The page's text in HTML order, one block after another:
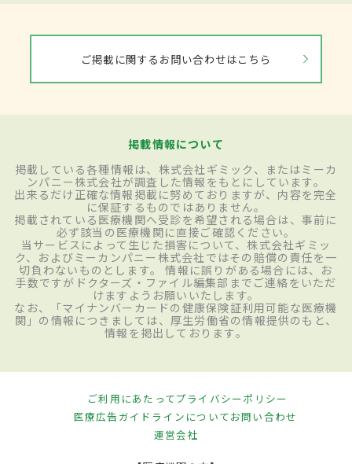
ご掲載に関するお問い合わせはこちら
掲載情報について
掲載している各種情報は、株式会社ギミック、またはミーカ
ンパニー株式会社が調査した情報をもとにしています。
出来るだけ正確な情報掲載に努めておりますが、内容を完全
に保証するものではありません。
掲載されている医療機関へ受診を希望される場合は、事前に
必ず該当の医療機関に直接ご確認ください。
当サービスによって生じた損害について、株式会社ギミッ
ク、およびミーカンパニー株式会社ではその賠償の責任を一
切負わないものとします。 情報に誤りがある場合には、お
手数ですがドクターズ・ファイル編集部までご連絡をいただ
けますようお願いいたします。
なお、「マイナンバーカードの健康保険証利用可能な医療機
関」の情報につきましては、厚生労働省の情報提供のもと、
情報を掲出しております。
ご利用にあたってプライバシーポリシー
医療広告ガイドラインについてお問い合わせ
運営会社